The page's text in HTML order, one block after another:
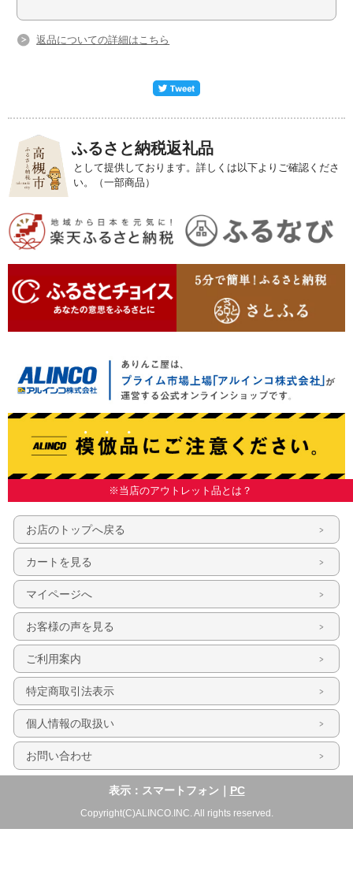
返品についての詳細はこちら
ふるさと納税返礼品
として提供しております。詳しくは以下よりご確認くださ
い。（一部商品）
※当店のアウトレット品とは？
お店のトップへ戻る
カートを見る
マイページへ
お客様の声を見る
ご利用案内
特定商取引法表示
個人情報の取扱い
お問い合わせ
表示：スマートフォン｜ PC
Copyright(C)ALINCO.INC. All rights reserved.